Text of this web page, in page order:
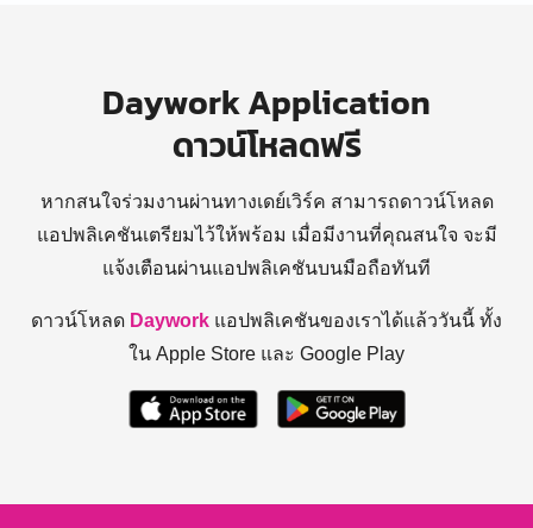
Daywork Application
ดาวน์โหลดฟรี
หากสนใจร่วมงานผ่านทางเดย์เวิร์ค สามารถดาวน์โหลด
แอปพลิเคชันเตรียมไว้ให้พร้อม เมื่อมีงานที่คุณสนใจ จะมี
แจ้งเตือนผ่านแอปพลิเคชันบนมือถือทันที
ดาวน์โหลด Daywork แอปพลิเคชันของเราได้แล้ววันนี้ ทั้ง
ใน Apple Store และ Google Play